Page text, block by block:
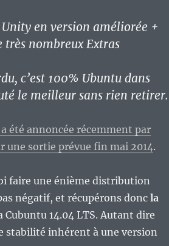
en version améliorée +
très nombreux Extras
c’est 100% Ubuntu dans
le meilleur sans rien retirer.
été annoncée récemment par
une sortie prévue fin mai 2014.
faire une énième distribution
négatif, et récupérons donc la
Cubuntu 14.04 LTS. Autant dire
stabilité inhérent à une version